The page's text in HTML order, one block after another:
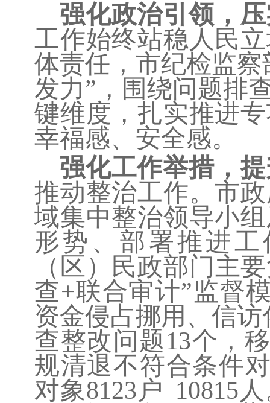
强化政治引领，
工作始终站稳人民
体责任，市纪检监
发力”，围绕问题排
键维度，扎实推进
幸福感、安全感。
强化工作举措，
推动整治工作。市
域集中整治领导小
形势、部署推进
（区）民政部门主
查+联合审计”监督
资金侵占挪用、信
查整改问题13个，
规清退不符合条件
对象8123 户 10815